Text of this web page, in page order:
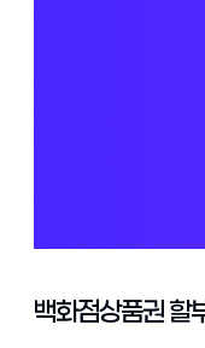
백화점상품권 할